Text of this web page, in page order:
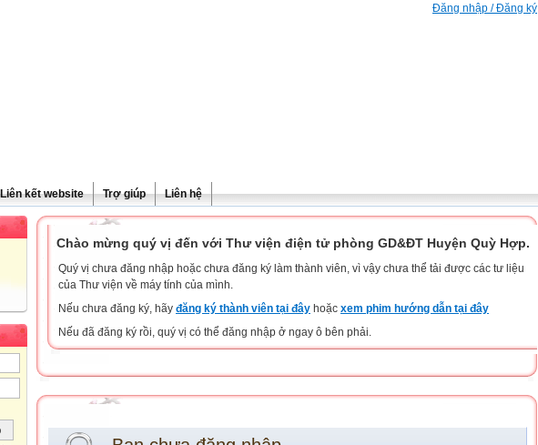
Đăng nhập / Đăng ký
Liên kết website Trợ giúp Liên hệ
Chào mừng quý vị đến với Thư viện điện tử phòng GD&ĐT Huyện Quỳ Hợp.
Quý vị chưa đăng nhập hoặc chưa đăng ký làm thành viên, vì vậy chưa thể tải được các tư liệu
của Thư viện về máy tính của mình.
Nếu chưa đăng ký, hãy đăng ký thành viên tại đây hoặc xem phim hướng dẫn tại đây
Nếu đã đăng ký rồi, quý vị có thể đăng nhập ở ngay ô bên phải.